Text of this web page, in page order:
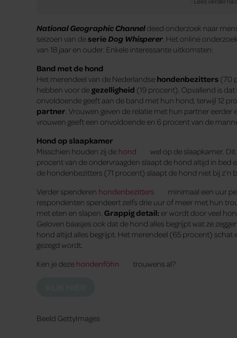
National Geographic Channel deed onderzoek naar
seizoen van deserie Dog Whisperer . Het online
van 18 jaar en ouder. Enkele interessante uitkomsten:
Band met de hond
Het merendeel van de Nederlandse hondenbezitters (70
hebben voor degezelligheid (19 procent). Opvallend is
onvoldoende geeft aan de band met hun hond, terwijl 12
partner . Vrouwen geven de relatie met hun partner
vrouwen geeft een onvoldoende en 6 procent van de
Hond op slaapkamer
Misschien houden zij de hond wel op de slaapkamer.
procent van de ondervraagden slaapt de hond altijd in bed
de hondenbezitters (71 procent) slaapt de hond niet bij z’n
Verder spenderen hondenbezitters
minimaal een uur
respondenten spendeert zelfs drie uur of meer met hun
met eten en slapen. Grappig detail: er wordt door veel
Geloven baasjes ook dat de hond alles begrijpt wat ze
hond altijd alles begrijpt. Het merendeel (65 procent)
gezegd wordt.
Ken je deze hondenföhn trouwens al?
Beeld GettyImages